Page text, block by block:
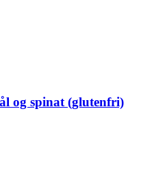
og spinat (glutenfri)